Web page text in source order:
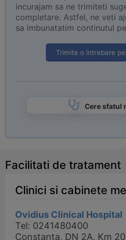
incurajam sa ne trimiteti
completare. Astfel, ne veti
sa imbunatatim continutul
Trimite o intrebare
Cere sfatul
Facilitati de tratament
Clinici si cabinete
Ovidius Clinical Hospital
Tel: 0241480400
Constanta, DN 2A, Km